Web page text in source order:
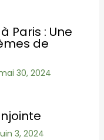
Paris : Une
de
30, 2024
3, 2024